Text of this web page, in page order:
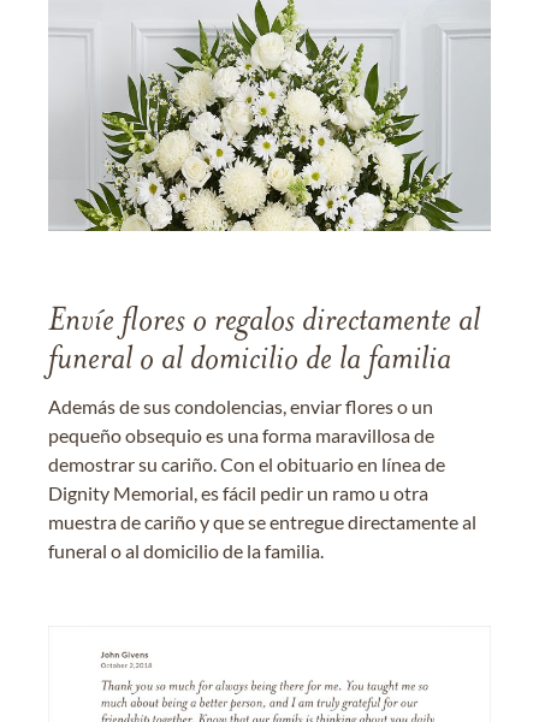
Envíe flores o regalos directamente al
funeral o al domicilio de la familia
Además de sus condolencias, enviar flores o un
pequeño obsequio es una forma maravillosa de
demostrar su cariño. Con el obituario en línea de
Dignity Memorial, es fácil pedir un ramo u otra
muestra de cariño y que se entregue directamente al
funeral o al domicilio de la familia.